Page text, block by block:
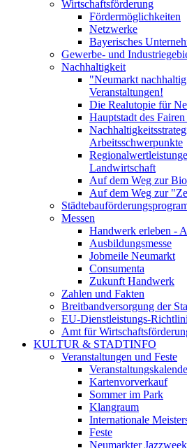
Wirtschaftsförderung
Fördermöglichkeiten
Netzwerke
Bayerisches
Gewerbe- und
Nachhaltigkeit
"Neumarkt
Veranstaltungen!
Die Realutopie für
Hauptstadt des
Arbeitsschwerpunkte
Landwirtschaft
Auf dem Weg zur
Auf dem Weg zur
Messen
Handwerk erleben -
Ausbildungsmesse
Jobmeile Neumarkt
Consumenta
Zukunft Handwerk
Zahlen und Fakten
Breitbandversorgung der
EU-Dienstleistungs-
Amt für
KULTUR & STADTINFO
Veranstaltungen und Feste
Kartenvorverkauf
Sommer im Park
Klangraum
Internationale
Feste
Neumarkter